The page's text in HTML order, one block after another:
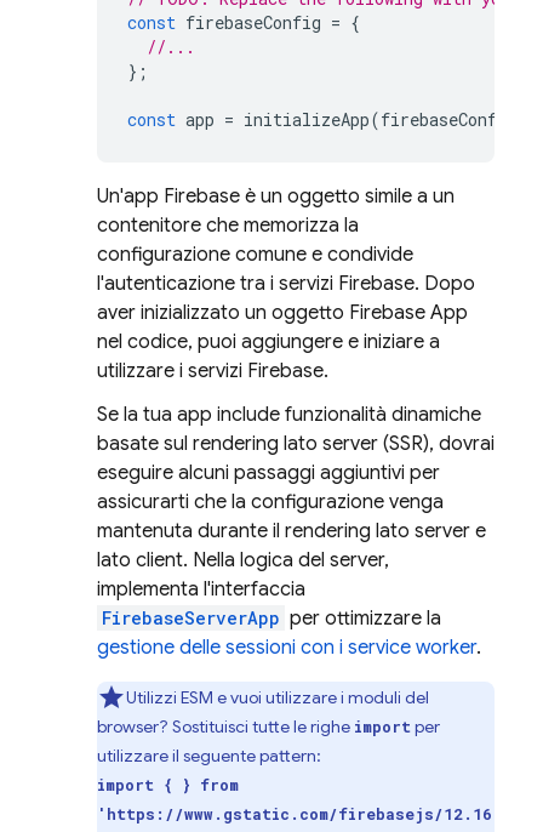
const firebaseConfig = {
//...
};
const app = initializeApp(firebaseConfig
Un'app Firebase è un oggetto simile a un
contenitore che memorizza la
configurazione comune e condivide
l'autenticazione tra i servizi Firebase. Dopo
aver inizializzato un oggetto Firebase App
nel codice, puoi aggiungere e iniziare a
utilizzare i servizi Firebase.
Se la tua app include funzionalità dinamiche
basate sul rendering lato server (SSR), dovrai
eseguire alcuni passaggi aggiuntivi per
assicurarti che la configurazione venga
mantenuta durante il rendering lato server e
lato client. Nella logica del server,
implementa l'interfaccia
FirebaseServerApp per ottimizzare la
gestione delle sessioni con i service worker.
Utilizzi ESM e vuoi utilizzare i moduli del
browser? Sostituisci tutte le righe import per
utilizzare il seguente pattern:
import { } from
'https://www.gstatic.com/firebasejs/12.16